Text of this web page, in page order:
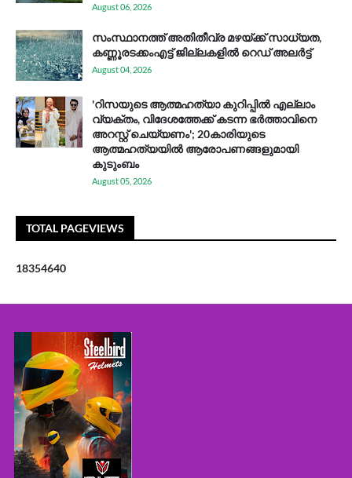
August 06, 2026
സം​സ്ഥാ​ന​ത്ത് അ​തി​തീ​വ്ര മ​ഴ​യ്ക്ക് സാ​ധ്യ​ത,
കണ്ണൂരടക്കംഎ​ട്ട് ജി​ല്ല​ക​ളി​ൽ റെ​ഡ് അ​ലർ​ട്ട്
August 04, 2026
'റിസയുടെ ആത്മഹത്യാ കുറിപ്പിൽ എല്ലാം
വ്യക്തം, വിദേശത്തേക്ക് കടന്ന ഭർത്താവിനെ
അറസ്റ്റ് ചെയ്യണം'; 20കാരിയുടെ
ആത്മഹത്യയിൽ ആരോപണങ്ങളുമായി
കുടുംബം
August 05, 2026
TOTAL PAGEVIEWS
18354640